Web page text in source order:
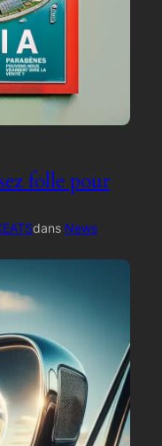
folle pour
dans News